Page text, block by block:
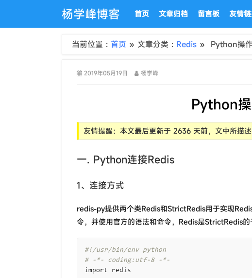
杨学峰博客 首页 文章归档 留言板 友情
当前位置 : 首页 » 文章分类 : Redis » Python操
2019年05月19日 杨学峰
Python
友情提醒：本文最后更新于 2636 天前，文中所描
一. Python连接Redis
1、连接方式
redis-py提供两个类Redis和StrictRedis用于实现
令，并使用官方的语法和命令，Redis是StrictRedis的
#!/usr/bin/env python
# -*- coding:utf-8 -*-
import redis